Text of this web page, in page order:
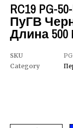
RC19 PG-
ПуГВ
Длина
SKU
Category